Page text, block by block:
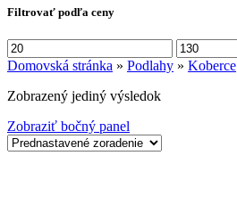
Filtrovať podľa ceny
Minimálna
cena
Maximálna
cena
Domovská stránka » Podlahy » Koberce
Zobrazený jediný výsledok
Zobraziť bočný panel